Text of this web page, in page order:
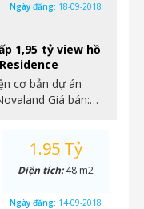
1,95 tỷ view hồ
cơ bản dự án
Giá bán:…
Ngày đăng: 18-09-2018
1.95 Tỷ
Diện tích:48 m2
Ngày đăng: 14-09-2018